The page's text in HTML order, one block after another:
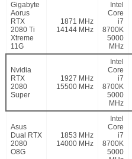
Gigabyte
Aorus
RTX
2080 Ti
Xtreme
11G
1871 MHz
14144 MHz
Intel
Core
i7
8700K
5000
MHz
Nvidia
RTX
2080
Super
1927 MHz
15500 MHz
Intel
Core
i7
8700K
5000
MHz
Asus
Dual RTX
2080
O8G
1853 MHz
14000 MHz
Intel
Core
i7
8700K
5000